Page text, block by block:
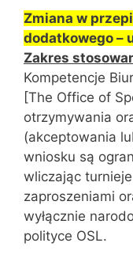
Zmiana w
dodatkowego –
Zakres
Kompetencje
[The Office of
otrzymywania
(akceptowania
wniosku są
wliczając
zaproszeniami
wyłącznie
polityce OSL.